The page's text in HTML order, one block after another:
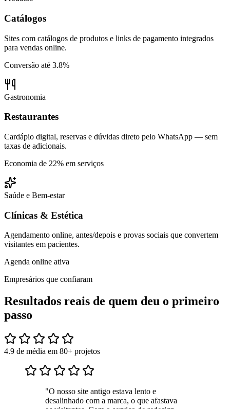
Catálogos
Sites com catálogos de produtos e links de pagamento integrados
para vendas online.
Conversão até 3.8%
Gastronomia
Restaurantes
Cardápio digital, reservas e dúvidas direto pelo WhatsApp — sem
taxas de adicionais.
Economia de 22% em serviços
Saúde e Bem-estar
Clínicas & Estética
Agendamento online, antes/depois e provas sociais que convertem
visitantes em pacientes.
Agenda online ativa
Empresários que confiaram
Resultados reais de quem deu o primeiro
passo
4.9 de média em 80+ projetos
"O nosso site antigo estava lento e
desalinhado com a marca, o que afastava